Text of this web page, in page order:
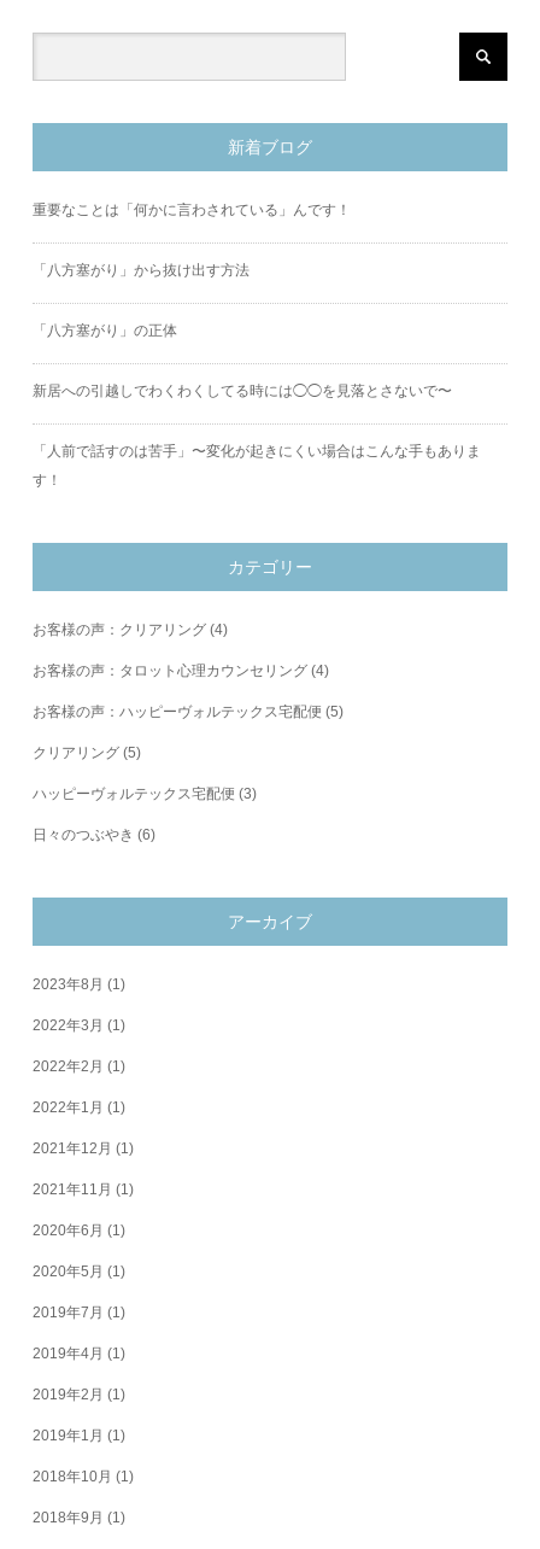
新着ブログ
重要なことは「何かに言わされている」んです！
「八方塞がり」から抜け出す方法
「八方塞がり」の正体
新居への引越しでわくわくしてる時には◯◯を見落とさないで〜
「人前で話すのは苦手」〜変化が起きにくい場合はこんな手もありま
す！
カテゴリー
お客様の声：クリアリング (4)
お客様の声：タロット心理カウンセリング (4)
お客様の声：ハッピーヴォルテックス宅配便 (5)
クリアリング (5)
ハッピーヴォルテックス宅配便 (3)
日々のつぶやき (6)
アーカイブ
2023年8月 (1)
2022年3月 (1)
2022年2月 (1)
2022年1月 (1)
2021年12月 (1)
2021年11月 (1)
2020年6月 (1)
2020年5月 (1)
2019年7月 (1)
2019年4月 (1)
2019年2月 (1)
2019年1月 (1)
2018年10月 (1)
2018年9月 (1)